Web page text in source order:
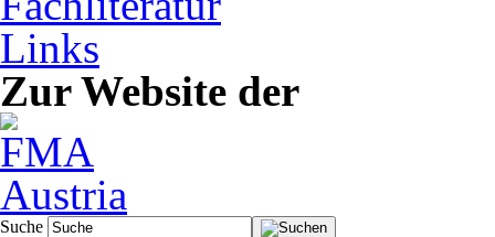
Links
Zur Website der
Suche